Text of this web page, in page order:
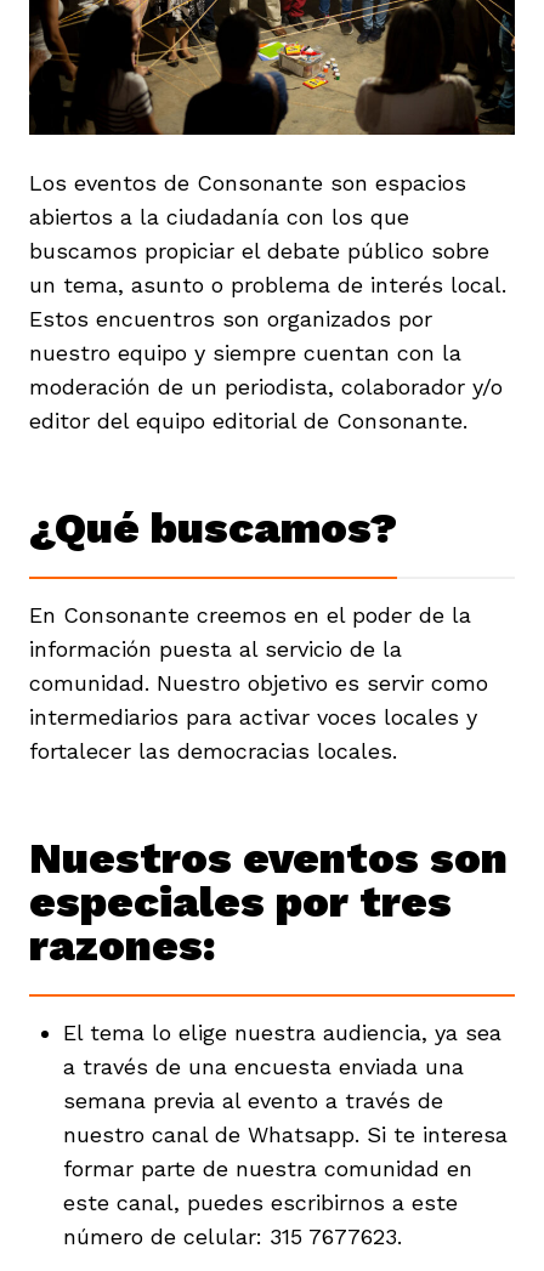
Los eventos de Consonante son espacios
abiertos a la ciudadanía con los que
buscamos propiciar el debate público sobre
un tema, asunto o problema de interés local.
Estos encuentros son organizados por
nuestro equipo y siempre cuentan con la
moderación de un periodista, colaborador y/o
editor del equipo editorial de Consonante.
¿Qué buscamos?
En Consonante creemos en el poder de la
información puesta al servicio de la
comunidad. Nuestro objetivo es servir como
intermediarios para activar voces locales y
fortalecer las democracias locales.
Nuestros eventos son
especiales por tres
razones:
El tema lo elige nuestra audiencia, ya sea
a través de una encuesta enviada una
semana previa al evento a través de
nuestro canal de Whatsapp. Si te interesa
formar parte de nuestra comunidad en
este canal, puedes escribirnos a este
número de celular: 315 7677623.
de Atrato
armado
2023
país
Codazzi
Baja
Consonante
fórmula
principios
equipo
periodistas locales